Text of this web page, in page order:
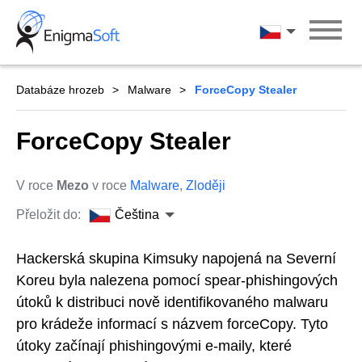
Skip
content
Čeština
Databáze hrozeb Malware ForceCopy Stealer
ForceCopy Stealer
V roce Mezo v roce Malware, Zloději
Přeložit do: Čeština
Hackerská skupina Kimsuky napojená na Severní
Koreu byla nalezena pomocí spear-phishingových
útoků k distribuci nově identifikovaného malwaru
pro krádeže informací s názvem forceCopy. Tyto
útoky začínají phishingovými e-maily, které